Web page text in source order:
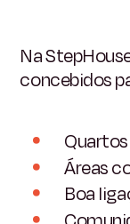
Na
concebidos
Áreas
Boa